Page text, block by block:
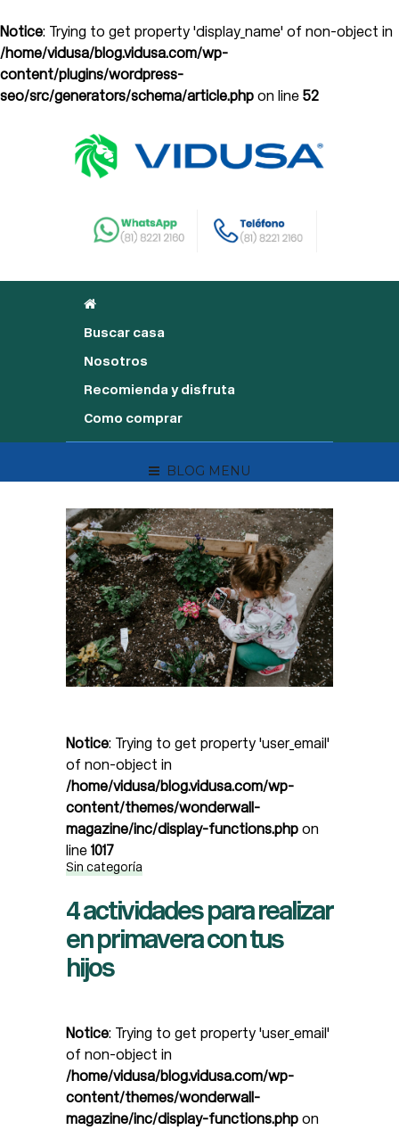
Notice: Trying to get property 'display_name' of non-object in
/home/vidusa/blog.vidusa.com/wp-
content/plugins/wordpress-
seo/src/generators/schema/article.php on line 52
Buscar casa
Nosotros
Recomienda y disfruta
Como comprar
BLOG MENU
Notice: Trying to get property 'user_email'
of non-object in
/home/vidusa/blog.vidusa.com/wp-
content/themes/wonderwall-
magazine/inc/display-functions.php on
line 1017
Sin categoría
4 actividades para realizar
en primavera con tus
hijos
Notice: Trying to get property 'user_email'
of non-object in
/home/vidusa/blog.vidusa.com/wp-
content/themes/wonderwall-
magazine/inc/display-functions.php on